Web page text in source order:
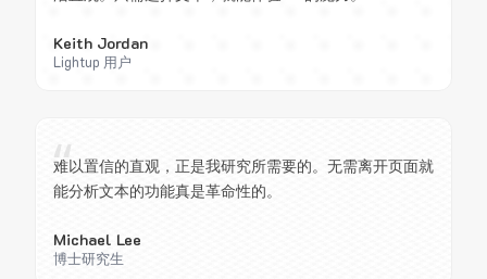
Keith Jordan
Lightup 用户
“
难以置信的直观，正是我研究所需要的。无需离开页面就
能分析文本的功能真是革命性的。
Michael Lee
博士研究生